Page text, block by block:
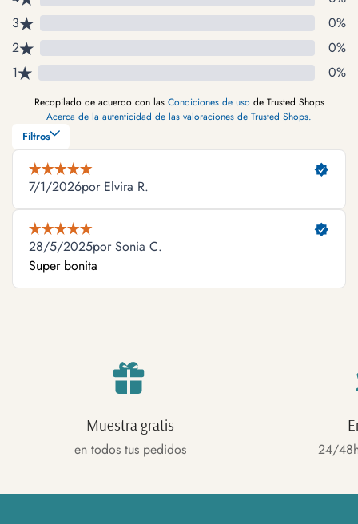
Muestra gratis
en todos tus pedidos 24/